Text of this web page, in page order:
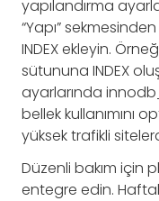
yapılandırma
“Yapı”
INDEX ekleyin.
sütununa INDEX
ayarlarında
bellek kullanımını
yüksek trafikli
Düzenli bakım için
entegre edin.